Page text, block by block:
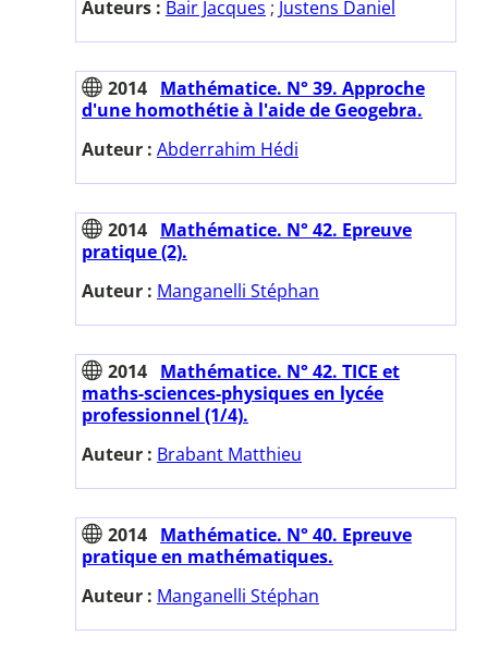
Auteurs : Bair Jacques ; Justens Daniel
2014 Mathématice. N° 39. Approche
d'une homothétie à l'aide de Geogebra.
Auteur : Abderrahim Hédi
2014 Mathématice. N° 42. Epreuve
pratique (2).
Auteur : Manganelli Stéphan
2014 Mathématice. N° 42. TICE et
maths-sciences-physiques en lycée
professionnel (1/4).
Auteur : Brabant Matthieu
2014 Mathématice. N° 40. Epreuve
pratique en mathématiques.
Auteur : Manganelli Stéphan